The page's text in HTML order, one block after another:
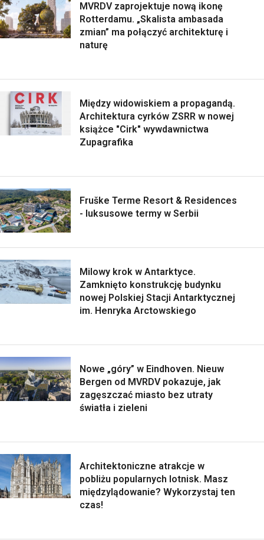
MVRDV zaprojektuje nową ikonę
Rotterdamu. „Skalista ambasada
zmian” ma połączyć architekturę i
naturę
Między widowiskiem a propagandą.
Architektura cyrków ZSRR w nowej
książce "Cirk" wywdawnictwa
Zupagrafika
Fruške Terme Resort & Residences
- luksusowe termy w Serbii
Milowy krok w Antarktyce.
Zamknięto konstrukcję budynku
nowej Polskiej Stacji Antarktycznej
im. Henryka Arctowskiego
Nowe „góry” w Eindhoven. Nieuw
Bergen od MVRDV pokazuje, jak
zagęszczać miasto bez utraty
światła i zieleni
Architektoniczne atrakcje w
pobliżu popularnych lotnisk. Masz
międzylądowanie? Wykorzystaj ten
czas!